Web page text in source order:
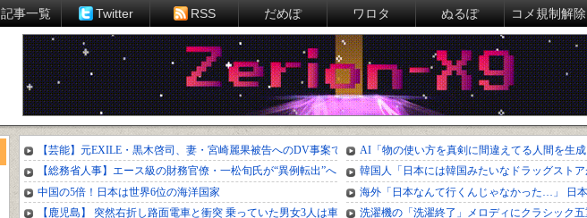
記事一覧 Twitter RSS だめぽ ワロタ ぬるぽ コメ規制解除